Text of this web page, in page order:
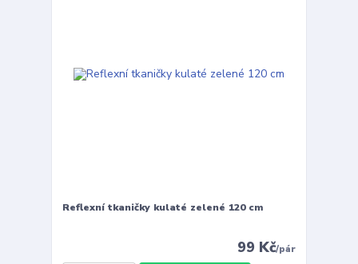
Reflexní tkaničky kulaté zelené 120 cm
99 Kč/pár